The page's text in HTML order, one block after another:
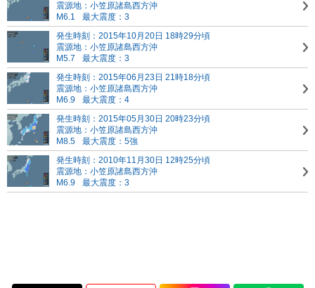
震源地：小笠原諸島西方沖
M6.1
最大震度：3
発生時刻：2015年10月20日 18時29分頃
震源地：小笠原諸島西方沖
M5.7
最大震度：3
発生時刻：2015年06月23日 21時18分頃
震源地：小笠原諸島西方沖
M6.9
最大震度：4
発生時刻：2015年05月30日 20時23分頃
震源地：小笠原諸島西方沖
M8.5
最大震度：5強
発生時刻：2010年11月30日 12時25分頃
震源地：小笠原諸島西方沖
M6.9
最大震度：3